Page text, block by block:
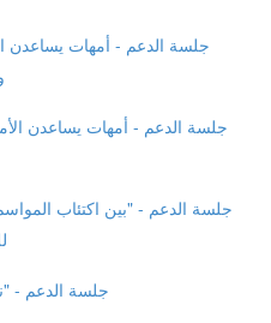
جلسة الدعم - أمهات يساعدن
جلسة الدعم - "بين اكتئاب
جلسة الدعم - "نهاية